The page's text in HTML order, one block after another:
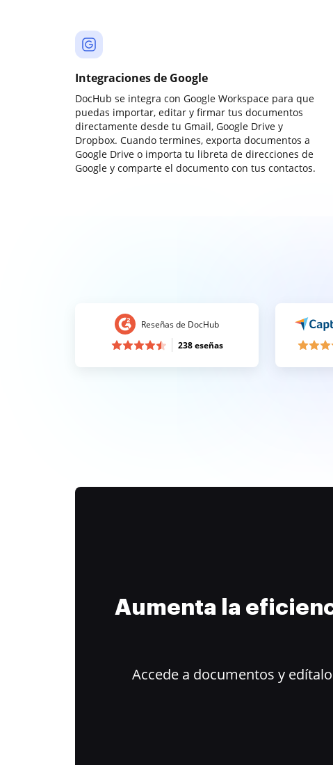
Integraciones de Google
DocHub se integra con Google Workspace para que
puedas importar, editar y firmar tus documentos
directamente desde tu Gmail, Google Drive y
Dropbox. Cuando termines, exporta documentos a
Google Drive o importa tu libreta de direcciones de
Google y comparte el documento con tus contactos.
Reseñas de DocHub
238 eseñas
Aumenta la
Accede a documentos y